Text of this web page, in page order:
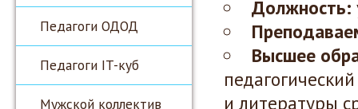
Педагоги ОДОД
Педагоги IT-куб
Мужской коллектив
Должность:
Высшее
и литературы